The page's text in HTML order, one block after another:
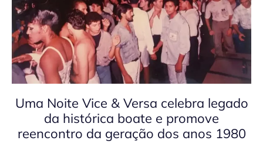
Uma Noite Vice & Versa celebra legado
da histórica boate e promove
reencontro da geração dos anos 1980